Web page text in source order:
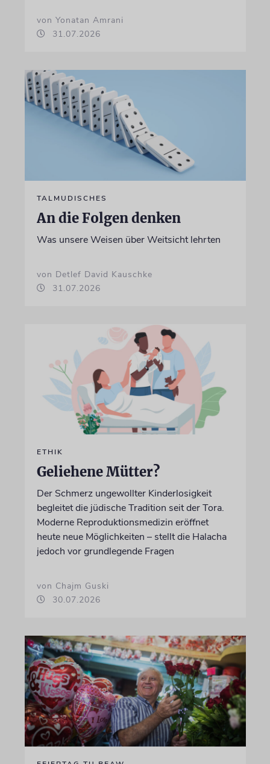
von Yonatan Amrani
31.07.2026
TALMUDISCHES
An die Folgen denken
Was unsere Weisen über Weitsicht lehrten
von Detlef David Kauschke
31.07.2026
ETHIK
Geliehene Mütter?
Der Schmerz ungewollter Kinderlosigkeit
begleitet die jüdische Tradition seit der Tora.
Moderne Reproduktionsmedizin eröffnet
heute neue Möglichkeiten – stellt die Halacha
jedoch vor grundlegende Fragen
von Chajm Guski
30.07.2026